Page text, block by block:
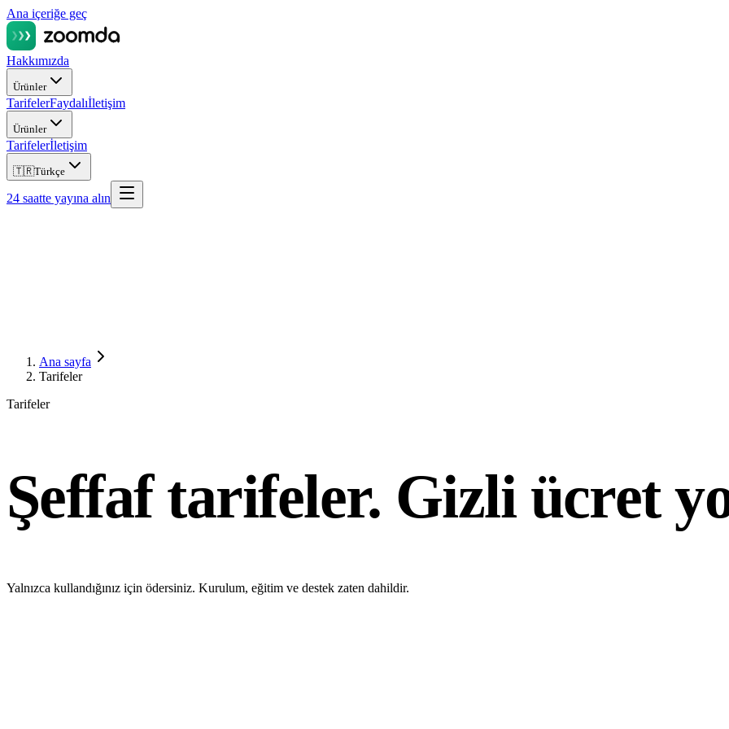
Ana içeriğe geç
Hakkımızda
Ürünler
TarifelerFaydalıİletişim
Ürünler
Tarifelerİletişim
🇹🇷Türkçe
24 saatte yayına alın
Ana sayfa
Tarifeler
Tarifeler
Şeffaf tarifeler. Gizli ücret
Yalnızca kullandığınız için ödersiniz. Kurulum, eğitim ve destek zaten dahildir.